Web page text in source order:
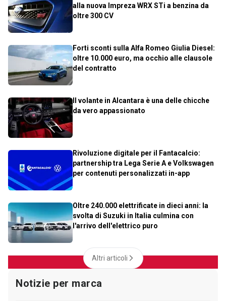
alla nuova Impreza WRX STi a benzina da
oltre 300 CV
Forti sconti sulla Alfa Romeo Giulia Diesel:
oltre 10.000 euro, ma occhio alle clausole
del contratto
Il volante in Alcantara è una delle chicche
da vero appassionato
Rivoluzione digitale per il Fantacalcio:
partnership tra Lega Serie A e Volkswagen
per contenuti personalizzati in-app
Oltre 240.000 elettrificate in dieci anni: la
svolta di Suzuki in Italia culmina con
l'arrivo dell'elettrico puro
Altri articoli
Notizie per marca